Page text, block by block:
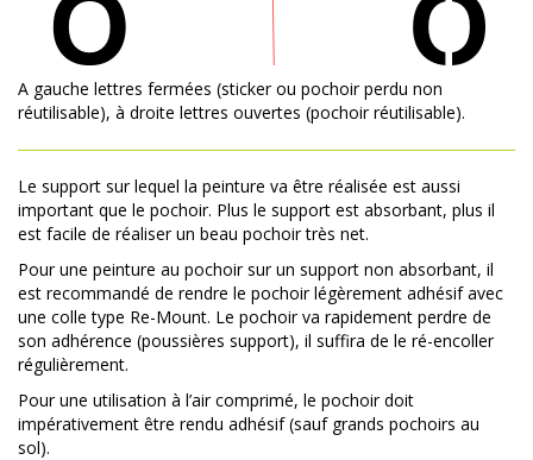
A gauche lettres fermées (sticker ou pochoir perdu non
réutilisable), à droite lettres ouvertes (pochoir réutilisable).
Le support sur lequel la peinture va être réalisée est aussi
important que le pochoir. Plus le support est absorbant, plus il
est facile de réaliser un beau pochoir très net.
Pour une peinture au pochoir sur un support non absorbant, il
est recommandé de rendre le pochoir légèrement adhésif avec
une colle type Re-Mount. Le pochoir va rapidement perdre de
son adhérence (poussières support), il suffira de le ré-encoller
régulièrement.
Pour une utilisation à l’air comprimé, le pochoir doit
impérativement être rendu adhésif (sauf grands pochoirs au
sol).